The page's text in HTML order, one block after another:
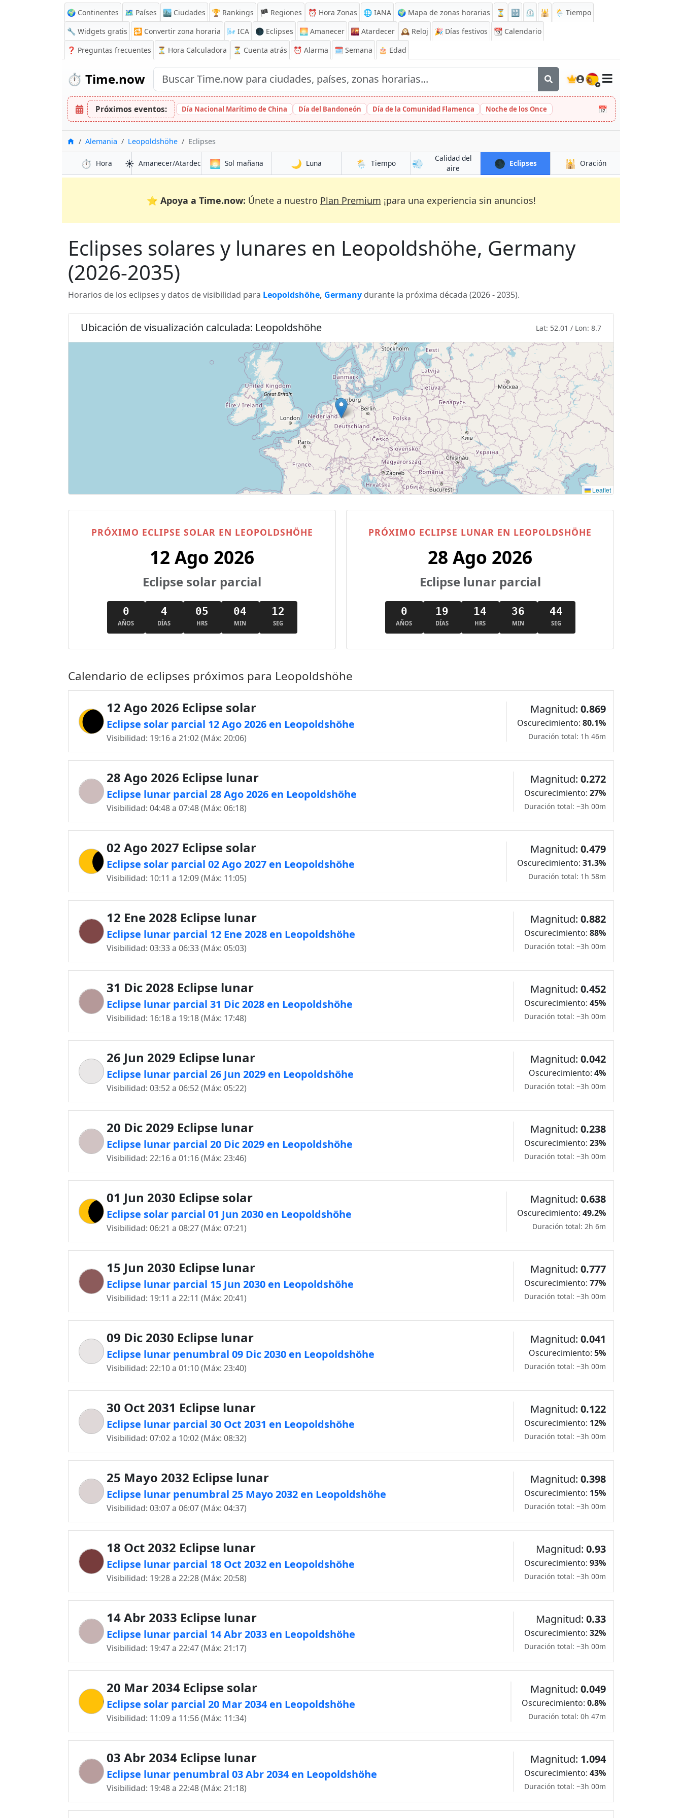
🌍 Continentes 🗺️ Países 🏙️ Ciudades 🏆 Rankings 🏴 Regiones ⏰ Hora Zonas 🌐 IANA 🌍 Mapa de zonas horarias ⏳ 🔡 ⏲️ 🕌
🌦️ Tiempo
🔧 Widgets gratis
🔁 Convertir zona horaria 🌬️ ICA 🌑 Eclipses 🌅 Amanecer 🌇 Atardecer 🕰️ Reloj 🎉 Días festivos 📆 Calendario
❓ Preguntas frecuentes ⏳ Hora Calculadora ⏳ Cuenta atrás ⏰ Alarma 🗓️ Semana 🎂 Edad
⏱️ Time.now 🇪🇸
Próximos eventos: Día Nacional Marítimo de China Día del Bandoneón Día de la Comunidad Flamenca Noche de los Once 📅
InicioAlemania Leopoldshöhe Eclipses
⏱️ Hora ☀️ Amanecer/Atardecer 🌅 Sol mañana 🌙 Luna 🌦️ Tiempo 💨
Calidad del
aire
🌑 Eclipses 🕌 Oración
⭐ Apoya a Time.now: Únete a nuestro Plan Premium ¡para una experiencia sin anuncios!
Eclipses solares y lunares en Leopoldshöhe, Germany
(2026-2035)
Horarios de los eclipses y datos de visibilidad para Leopoldshöhe, Germany durante la próxima década (2026 - 2035).
Ubicación de visualización calculada: Leopoldshöhe Lat: 52.01 / Lon: 8.7
Leaflet
PRÓXIMO ECLIPSE SOLAR EN LEOPOLDSHÖHE
12 Ago 2026
Eclipse solar parcial
0
AÑOS
4
DÍAS
05
HRS
04
MIN
11
SEG
PRÓXIMO ECLIPSE LUNAR EN LEOPOLDSHÖHE
28 Ago 2026
Eclipse lunar parcial
0
AÑOS
19
DÍAS
14
HRS
36
MIN
43
SEG
Calendario de eclipses próximos para Leopoldshöhe
12 Ago 2026 Eclipse solar
Eclipse solar parcial 12 Ago 2026 en Leopoldshöhe
Visibilidad: 19:16 a 21:02 (Máx: 20:06)
Magnitud: 0.869
Oscurecimiento: 80.1%
Duración total: 1h 46m
28 Ago 2026 Eclipse lunar
Eclipse lunar parcial 28 Ago 2026 en Leopoldshöhe
Visibilidad: 04:48 a 07:48 (Máx: 06:18)
Magnitud: 0.272
Oscurecimiento: 27%
Duración total: ~3h 00m
02 Ago 2027 Eclipse solar
Eclipse solar parcial 02 Ago 2027 en Leopoldshöhe
Visibilidad: 10:11 a 12:09 (Máx: 11:05)
Magnitud: 0.479
Oscurecimiento: 31.3%
Duración total: 1h 58m
12 Ene 2028 Eclipse lunar
Eclipse lunar parcial 12 Ene 2028 en Leopoldshöhe
Visibilidad: 03:33 a 06:33 (Máx: 05:03)
Magnitud: 0.882
Oscurecimiento: 88%
Duración total: ~3h 00m
31 Dic 2028 Eclipse lunar
Eclipse lunar parcial 31 Dic 2028 en Leopoldshöhe
Visibilidad: 16:18 a 19:18 (Máx: 17:48)
Magnitud: 0.452
Oscurecimiento: 45%
Duración total: ~3h 00m
26 Jun 2029 Eclipse lunar
Eclipse lunar parcial 26 Jun 2029 en Leopoldshöhe
Visibilidad: 03:52 a 06:52 (Máx: 05:22)
Magnitud: 0.042
Oscurecimiento: 4%
Duración total: ~3h 00m
20 Dic 2029 Eclipse lunar
Eclipse lunar parcial 20 Dic 2029 en Leopoldshöhe
Visibilidad: 22:16 a 01:16 (Máx: 23:46)
Magnitud: 0.238
Oscurecimiento: 23%
Duración total: ~3h 00m
01 Jun 2030 Eclipse solar
Eclipse solar parcial 01 Jun 2030 en Leopoldshöhe
Visibilidad: 06:21 a 08:27 (Máx: 07:21)
Magnitud: 0.638
Oscurecimiento: 49.2%
Duración total: 2h 6m
15 Jun 2030 Eclipse lunar
Eclipse lunar parcial 15 Jun 2030 en Leopoldshöhe
Visibilidad: 19:11 a 22:11 (Máx: 20:41)
Magnitud: 0.777
Oscurecimiento: 77%
Duración total: ~3h 00m
09 Dic 2030 Eclipse lunar
Eclipse lunar penumbral 09 Dic 2030 en Leopoldshöhe
Visibilidad: 22:10 a 01:10 (Máx: 23:40)
Magnitud: 0.041
Oscurecimiento: 5%
Duración total: ~3h 00m
30 Oct 2031 Eclipse lunar
Eclipse lunar parcial 30 Oct 2031 en Leopoldshöhe
Visibilidad: 07:02 a 10:02 (Máx: 08:32)
Magnitud: 0.122
Oscurecimiento: 12%
Duración total: ~3h 00m
25 Mayo 2032 Eclipse lunar
Eclipse lunar penumbral 25 Mayo 2032 en Leopoldshöhe
Visibilidad: 03:07 a 06:07 (Máx: 04:37)
Magnitud: 0.398
Oscurecimiento: 15%
Duración total: ~3h 00m
18 Oct 2032 Eclipse lunar
Eclipse lunar parcial 18 Oct 2032 en Leopoldshöhe
Visibilidad: 19:28 a 22:28 (Máx: 20:58)
Magnitud: 0.93
Oscurecimiento: 93%
Duración total: ~3h 00m
14 Abr 2033 Eclipse lunar
Eclipse lunar parcial 14 Abr 2033 en Leopoldshöhe
Visibilidad: 19:47 a 22:47 (Máx: 21:17)
Magnitud: 0.33
Oscurecimiento: 32%
Duración total: ~3h 00m
20 Mar 2034 Eclipse solar
Eclipse solar parcial 20 Mar 2034 en Leopoldshöhe
Visibilidad: 11:09 a 11:56 (Máx: 11:34)
Magnitud: 0.049
Oscurecimiento: 0.8%
Duración total: 0h 47m
03 Abr 2034 Eclipse lunar
Eclipse lunar penumbral 03 Abr 2034 en Leopoldshöhe
Visibilidad: 19:48 a 22:48 (Máx: 21:18)
Magnitud: 1.094
Oscurecimiento: 43%
Duración total: ~3h 00m